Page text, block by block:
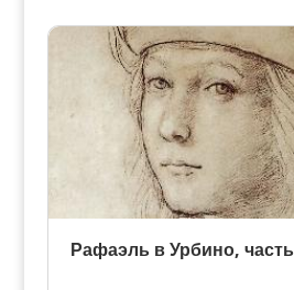
Гонзага, но продолжить род
Иконография
Портреты
Рафаэль в Урбино,